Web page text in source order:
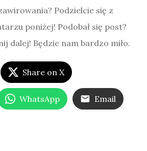
Podzielcie się z
poniżej! Podobał się post?
dalej! Będzie nam bardzo miło.
Share on X
WhatsApp Email